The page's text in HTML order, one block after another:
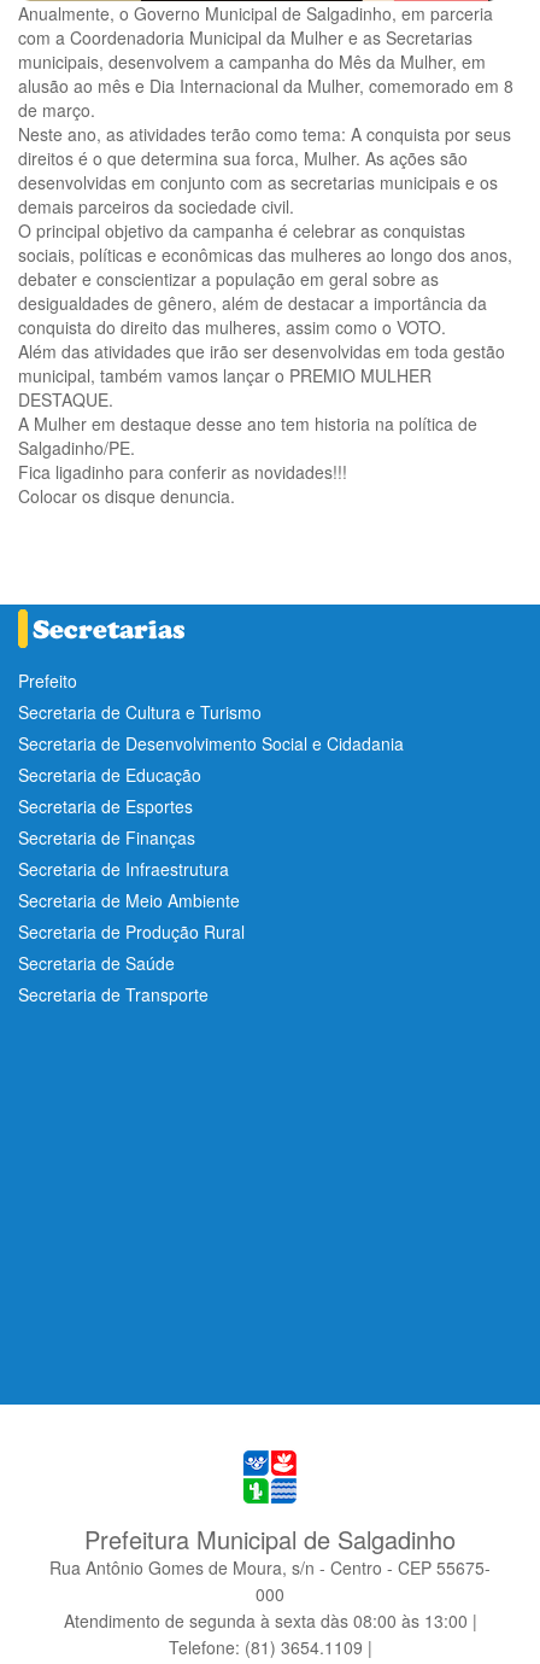
Anualmente, o Governo Municipal de Salgadinho, em parceria
com a Coordenadoria Municipal da Mulher e as Secretarias
municipais, desenvolvem a campanha do Mês da Mulher, em
alusão ao mês e Dia Internacional da Mulher, comemorado em 8
de março.
Neste ano, as atividades terão como tema: A conquista por seus
direitos é o que determina sua forca, Mulher. As ações são
desenvolvidas em conjunto com as secretarias municipais e os
demais parceiros da sociedade civil.
O principal objetivo da campanha é celebrar as conquistas
sociais, políticas e econômicas das mulheres ao longo dos anos,
debater e conscientizar a população em geral sobre as
desigualdades de gênero, além de destacar a importância da
conquista do direito das mulheres, assim como o VOTO.
Além das atividades que irão ser desenvolvidas em toda gestão
municipal, também vamos lançar o PREMIO MULHER
DESTAQUE.
A Mulher em destaque desse ano tem historia na política de
Salgadinho/PE.
Fica ligadinho para conferir as novidades!!!
Colocar os disque denuncia.
Prefeito
Secretaria de Cultura e Turismo
Secretaria de Desenvolvimento Social e Cidadania
Secretaria de Educação
Secretaria de Esportes
Secretaria de Finanças
Secretaria de Infraestrutura
Secretaria de Meio Ambiente
Secretaria de Produção Rural
Secretaria de Saúde
Secretaria de Transporte
Prefeitura Municipal de Salgadinho
Rua Antônio Gomes de Moura, s/n - Centro - CEP 55675-
000
Atendimento de segunda à sexta dàs 08:00 às 13:00 |
Telefone: (81) 3654.1109 |